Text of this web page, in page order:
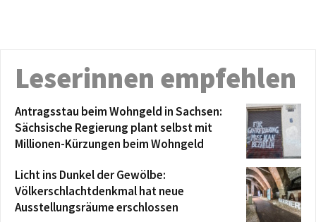
Leserinnen empfehlen
Antragsstau beim Wohngeld in Sachsen:
Sächsische Regierung plant selbst mit
Millionen-Kürzungen beim Wohngeld
Licht ins Dunkel der Gewölbe:
Völkerschlachtdenkmal hat neue
Ausstellungsräume erschlossen